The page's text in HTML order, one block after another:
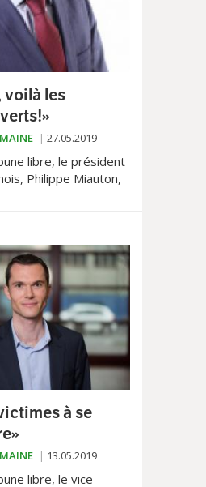
les
27.05.2019
libre, le président
Philippe Miauton,
à se
13.05.2019
libre, le vice-